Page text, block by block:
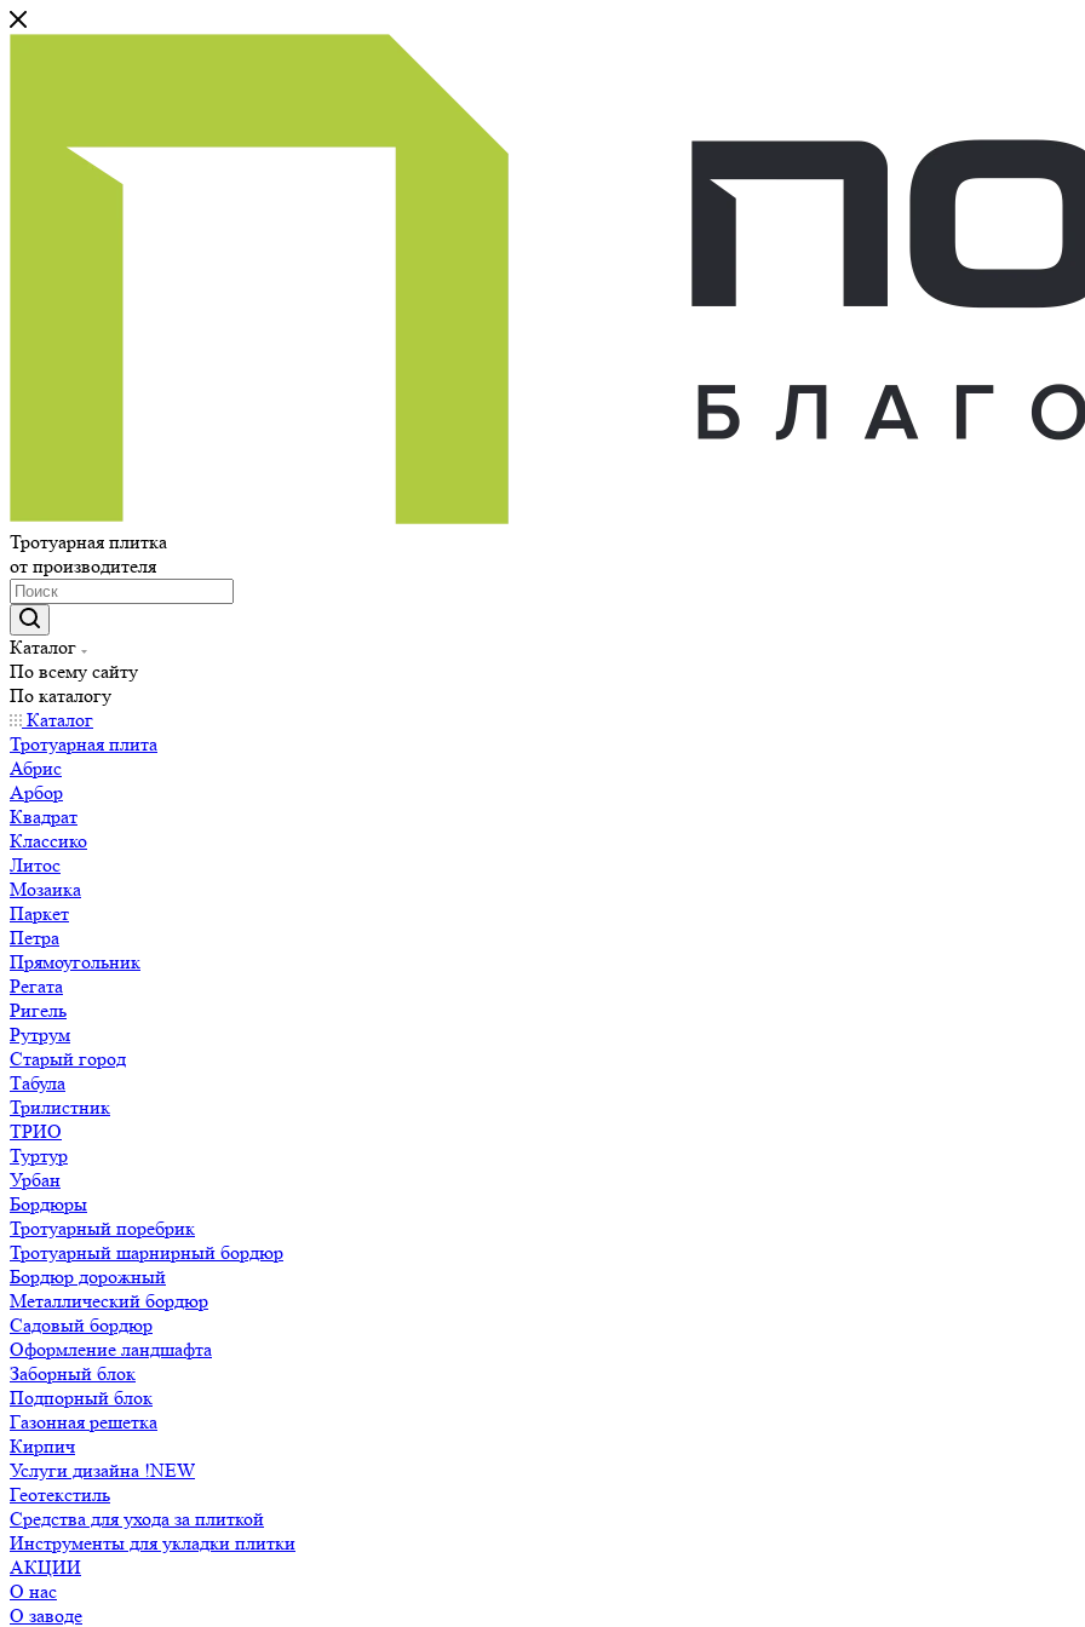
Тротуарная плитка
от производителя
Каталог
По всему сайту
По каталогу
Каталог
Тротуарная плита
Абрис
Арбор
Квадрат
Классико
Литос
Мозаика
Паркет
Петра
Прямоугольник
Регата
Ригель
Рутрум
Старый город
Табула
Трилистник
ТРИО
Туртур
Урбан
Бордюры
Тротуарный поребрик
Тротуарный шарнирный бордюр
Бордюр дорожный
Металлический бордюр
Садовый бордюр
Оформление ландшафта
Заборный блок
Подпорный блок
Газонная решетка
Кирпич
Услуги дизайна !NEW
Геотекстиль
Средства для ухода за плиткой
Инструменты для укладки плитки
АКЦИИ
О нас
О заводе